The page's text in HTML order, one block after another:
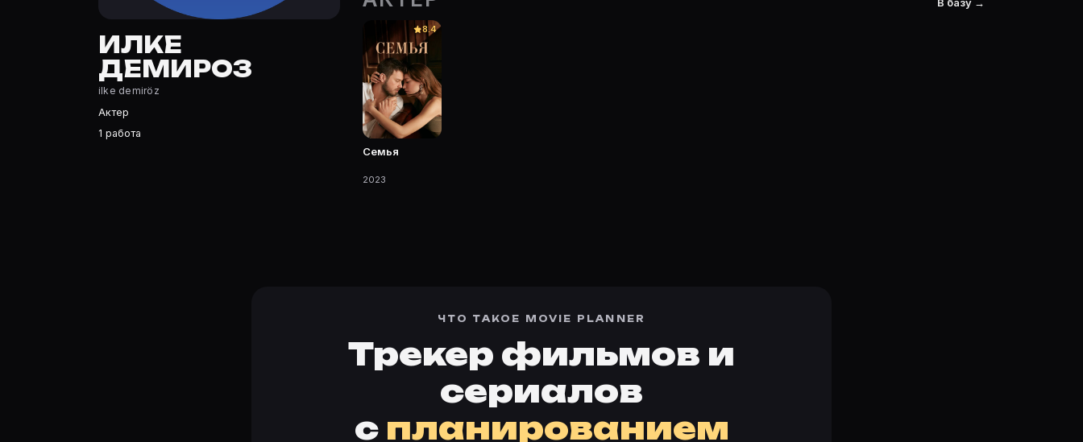
Илке Демироз — Актриса. Биография и роли на карточке Movie Planner.
Где открыть фильмографию Илке Демироз?
На Movie Planner: https://movie-planner.ru/s/7144927 — фильмы, сериалы, роли и фото.
ИЛКЕ
ДЕМИРОЗ
ilke demiröz
Актер
1 работа
8.4
Семья
2023
ЧТО ТАКОЕ MOVIE PLANNER
Трекер фильмов и
сериалов
с планированием